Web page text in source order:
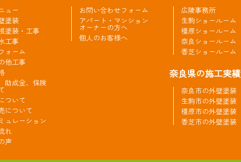
ュー
塗装
塗装・工事
工事
ォーム
他工事
助成金、保険
ついて
について
ュレーション
れ
声
お問い合わせフォーム
アパート・マンション
オーナーの方へ
個人のお客様へ
広陵事務所
生駒ショールーム
橿原ショールーム
奈良ショールーム
香芝ショールーム
奈良県の施工実績
奈良市の外壁塗装
生駒市の外壁塗装
橿原市の外壁塗装
香芝市の外壁塗装